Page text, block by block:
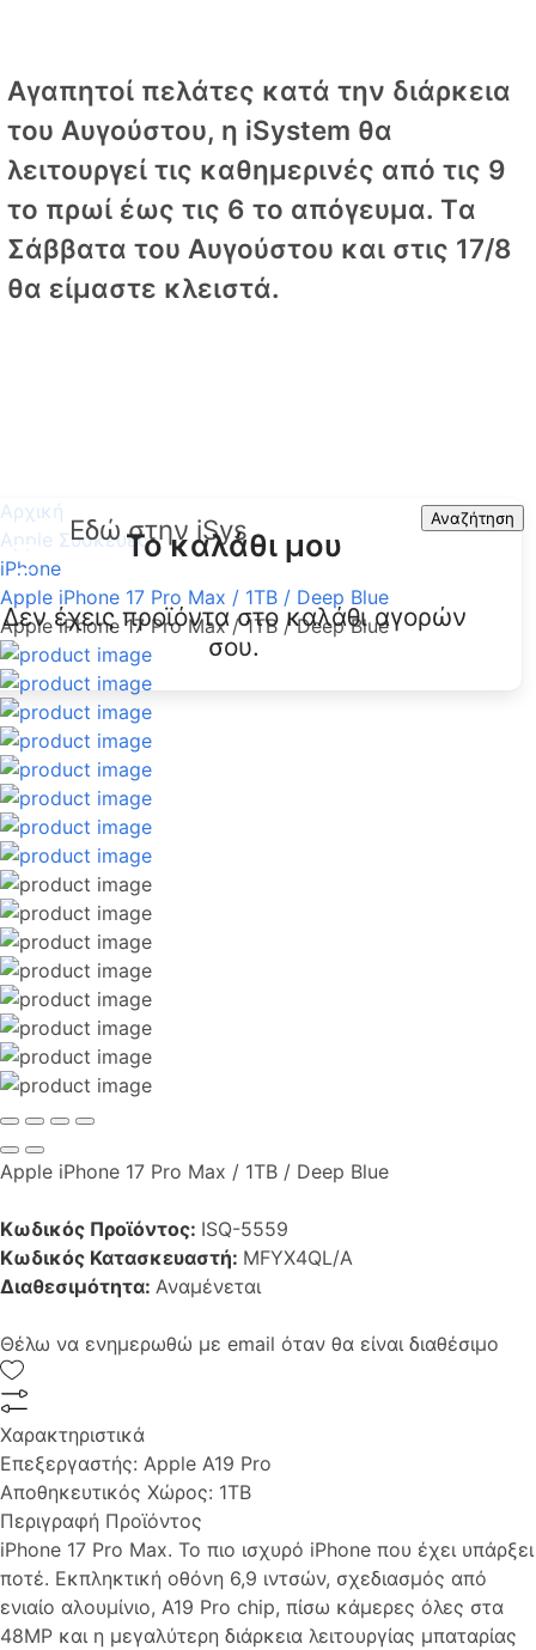
Αγαπητοί πελάτες κατά την διάρκεια
του Αυγούστου, η iSystem θα
λειτουργεί τις καθημερινές από τις 9
το πρωί έως τις 6 το απόγευμα. Tα
Σάββατα του Αυγούστου και στις 17/8
θα είμαστε κλειστά.
Αναζήτηση
Το καλάθι μου
Δεν έχεις προϊόντα στο καλάθι αγορών
σου.
Αρχική
Apple Συσκευές
iPhone
Apple iPhone 17 Pro Max / 1TB / Deep Blue
Apple iPhone 17 Pro Max / 1TB / Deep Blue
Apple iPhone 17 Pro Max / 1TB / Deep Blue
Κωδικός Προϊόντος: ISQ-5559
Κωδικός Κατασκευαστή: MFYX4QL/A
Διαθεσιμότητα: Αναμένεται
Θέλω να ενημερωθώ με email όταν θα είναι διαθέσιμο
Χαρακτηριστικά
Επεξεργαστής: Apple A19 Pro
Αποθηκευτικός Χώρος: 1TB
Περιγραφή Προϊόντος
iPhone 17 Pro Max. Το πιο ισχυρό iPhone που έχει υπάρξει
ποτέ. Εκπληκτική οθόνη 6,9 ιντσών, σχεδιασμός από
ενιαίο αλουμίνιο, A19 Pro chip, πίσω κάμερες όλες στα
48MP και η μεγαλύτερη διάρκεια λειτουργίας μπαταρίας